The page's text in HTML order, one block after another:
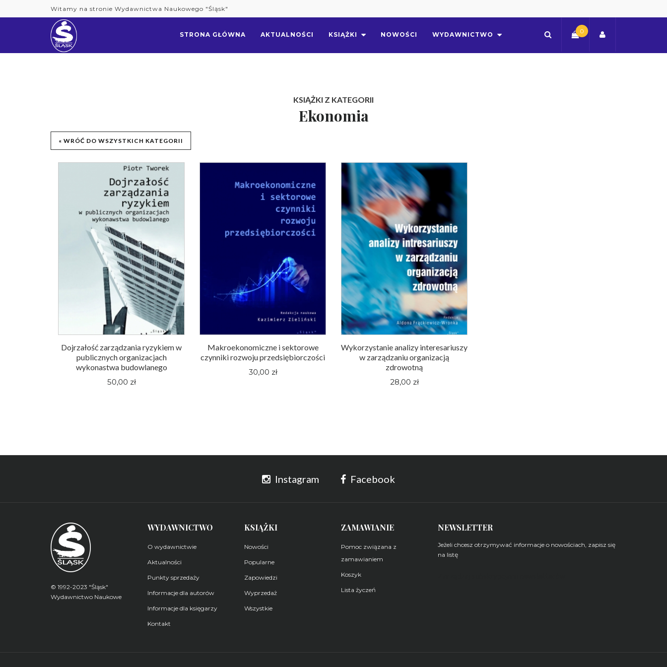
to
Witamy na stronie Wydawnictwa Naukowego "Śląsk"
0
STRONA GŁÓWNA AKTUALNOŚCI KSIĄŻKI NOWOŚCI WYDAWNICTWO
KSIĄŻKI Z KATEGORII
Ekonomia
« WRÓĆ DO WSZYSTKICH KATEGORII
Dojrzałość zarządzania ryzykiem w
publicznych organizacjach
wykonastwa budowlanego
50,00 zł
Makroekonomiczne i sektorowe
czynniki rozwoju przedsiębiorczości
30,00 zł
Wykorzystanie analizy interesariuszy
w zarządzaniu organizacją
zdrowotną
28,00 zł
Instagram Facebook
© 1992-2023 "Śląsk"
Wydawnictwo Naukowe
WYDAWNICTWO
O wydawnictwie
Aktualności
Punkty sprzedaży
Informacje dla autorów
Informacje dla księgarzy
Kontakt
KSIĄŻKI
Nowości
Popularne
Zapowiedzi
Wyprzedaż
Wszystkie
ZAMAWIANIE
Pomoc związana z
zamawianiem
Koszyk
Lista życzeń
NEWSLETTER
Jeżeli chcesz otrzymywać informacje o nowościach, zapisz się
na listę